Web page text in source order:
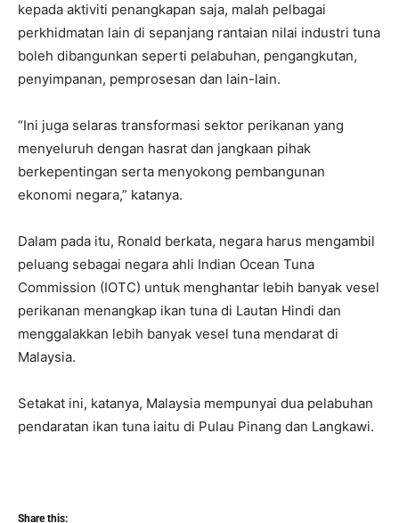
kepada aktiviti penangkapan saja, malah pelbagai
perkhidmatan lain di sepanjang rantaian nilai industri tuna
boleh dibangunkan seperti pelabuhan, pengangkutan,
penyimpanan, pemprosesan dan lain-lain.
“Ini juga selaras transformasi sektor perikanan yang
menyeluruh dengan hasrat dan jangkaan pihak
berkepentingan serta menyokong pembangunan
ekonomi negara,” katanya.
Dalam pada itu, Ronald berkata, negara harus mengambil
peluang sebagai negara ahli Indian Ocean Tuna
Commission (IOTC) untuk menghantar lebih banyak vesel
perikanan menangkap ikan tuna di Lautan Hindi dan
menggalakkan lebih banyak vesel tuna mendarat di
Malaysia.
Setakat ini, katanya, Malaysia mempunyai dua pelabuhan
pendaratan ikan tuna iaitu di Pulau Pinang dan Langkawi.
Share this: